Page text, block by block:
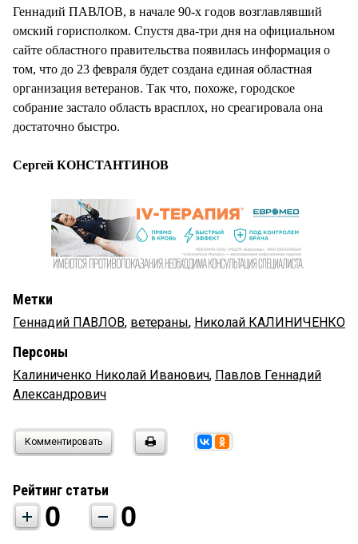
Геннадий ПАВЛОВ, в начале 90-х годов возглавлявший
омский горисполком. Спустя два-три дня на официальном
сайте областного правительства появилась информация о
том, что до 23 февраля будет создана единая областная
организация ветеранов. Так что, похоже, городское
собрание застало область врасплох, но среагировала она
достаточно быстро.
Сергей КОНСТАНТИНОВ
Метки
Геннадий ПАВЛОВ, ветераны, Николай КАЛИНИЧЕНКО
Персоны
Калиниченко Николай Иванович, Павлов Геннадий
Александрович
Комментировать
Рейтинг статьи
0 0